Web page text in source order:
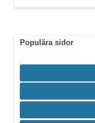
Populära sidor